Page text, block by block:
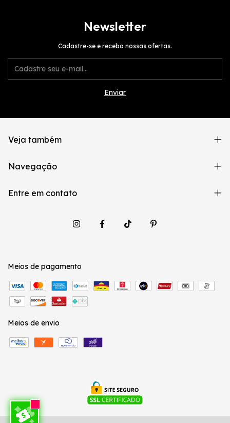
Newsletter
Cadastre-se e receba nossas ofertas.
Veja também
Navegação
Entre em contato
Meios de pagamento
Meios de envio